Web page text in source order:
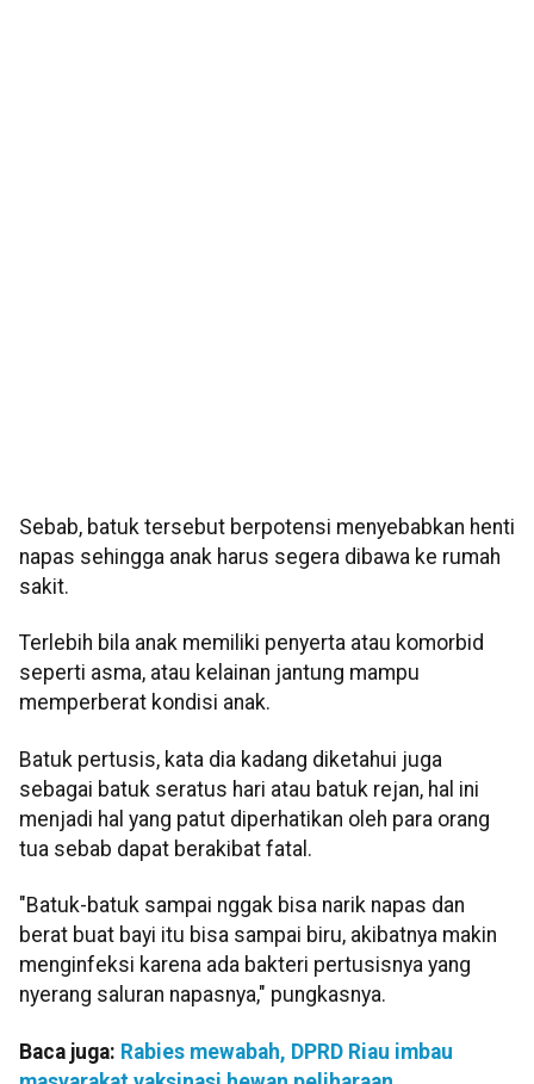
Sebab, batuk tersebut berpotensi menyebabkan henti
napas sehingga anak harus segera dibawa ke rumah
sakit.
Terlebih bila anak memiliki penyerta atau komorbid
seperti asma, atau kelainan jantung mampu
memperberat kondisi anak.
Batuk pertusis, kata dia kadang diketahui juga
sebagai batuk seratus hari atau batuk rejan, hal ini
menjadi hal yang patut diperhatikan oleh para orang
tua sebab dapat berakibat fatal.
"Batuk-batuk sampai nggak bisa narik napas dan
berat buat bayi itu bisa sampai biru, akibatnya makin
menginfeksi karena ada bakteri pertusisnya yang
nyerang saluran napasnya," pungkasnya.
Baca juga: Rabies mewabah, DPRD Riau imbau